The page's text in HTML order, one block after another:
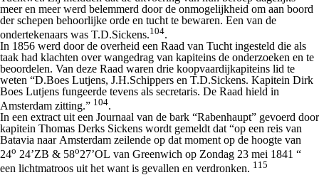
meer en meer werd belemmerd door de onmogelijkheid om aan boord
der schepen behoorlijke orde en tucht te bewaren. Een van de
ondertekenaars was T.D.Sickens.104.
In 1856 werd door de overheid een Raad van Tucht ingesteld die als
taak had klachten over wangedrag van kapiteins de onderzoeken en te
beoordelen. Van deze Raad waren drie koopvaardijkapiteins lid te
weten “D.Boes Lutjens, J.H.Schippers en T.D.Sickens. Kapitein Dirk
Boes Lutjens fungeerde tevens als secretaris. De Raad hield in
Amsterdam zitting.” 104.
In een extract uit een Journaal van de bark “Rabenhaupt” gevoerd door
kapitein Thomas Derks Sickens wordt gemeldt dat “op een reis van
Batavia naar Amsterdam zeilende op dat moment op de hoogte van
24o 24’ZB & 58o27’OL van Greenwich op Zondag 23 mei 1841 “
een lichtmatroos uit het want is gevallen en verdronken. 115